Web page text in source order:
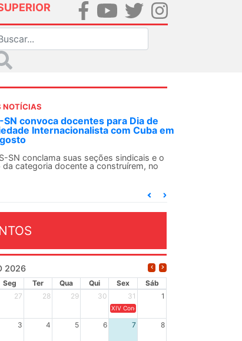
NOTÍCIAS
SN convoca docentes para Dia de
Internacionalista com Cuba em
SN conclama suas seções sindicais e o
da categoria docente a construírem, no
2026
Seg Ter Qua Qui Sex
Sáb
27 28 29 30 31 1
XIV Congresso Brasileiro de
3 4 5 6 7 8